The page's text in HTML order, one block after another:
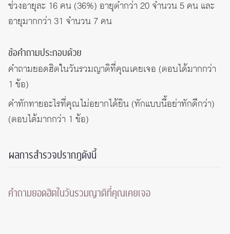
ช่วงอายุละ 16 คน (36%) อายุต่ำกว่า 20 จำนวน 5 คน และ
อายุมากกว่า 31 จำนวน 7 คน
ข้อคำถามประกอบด้วย
คำถามยอดฮิตในวันรวมญาติที่คุณเคยเจอ (ตอบได้มากกว่า
1 ข้อ)
คำทักทายอะไรที่คุณไม่อยากได้ยิน (ทักแบบนี้อย่าทักดีกว่า)
(ตอบได้มากกว่า 1 ข้อ)
ผลการสำรวจปรากฎดังนี้
คำถามยอดฮิตในวันรวมญาติที่คุณเคยเจอ